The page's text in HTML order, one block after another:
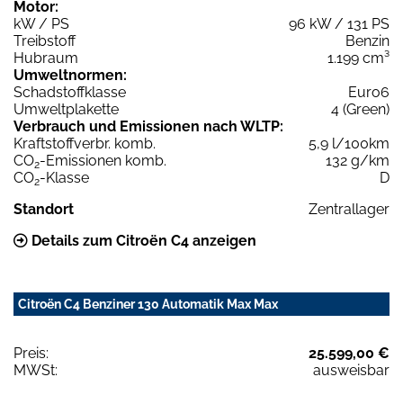
Motor:
kW / PS
96 kW / 131 PS
Treibstoff
Benzin
Hubraum
1.199 cm³
Umweltnormen:
Schadstoffklasse
Euro6
Umweltplakette
4 (Green)
Verbrauch und Emissionen nach WLTP:
Kraftstoffverbr. komb.
5,9 l/100km
CO2-Emissionen komb.
132 g/km
CO2-Klasse
D
Standort
Zentrallager
Details zum Citroën C4 anzeigen
Citroën C4 Benziner 130 Automatik Max Max
Preis:
25.599,00 €
MWSt:
ausweisbar